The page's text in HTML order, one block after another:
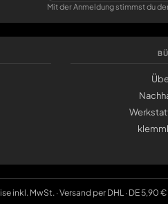
Mit der Anmeldung stimmst du
inkl. MwSt. · Versand per DHL · DE 5,90